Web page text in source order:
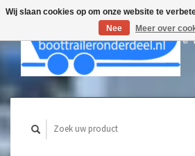
Wij slaan cookies op om onze website te
Nee
Meer over